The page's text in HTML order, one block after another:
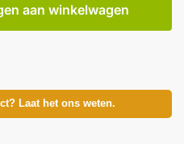
aan winkelwagen
Laat het ons weten.